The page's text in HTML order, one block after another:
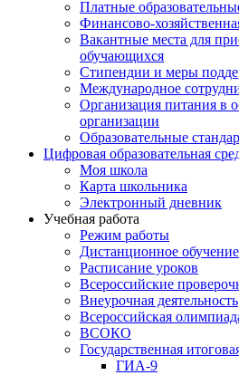
Платные
Финансово-
Вакантные места для
обучающихся
Стипендии и меры
Международное
Организация питания в
организации
Образовательные
Цифровая образовательная
Моя школа
Карта школьника
Электронный дневник
Учебная работа
Режим работы
Дистанционное обучение
Расписание уроков
Всероссийские
Внеурочная деятельность
Всероссийская
ВСОКО
Государственная
ГИА-9